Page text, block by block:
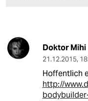
Doktor Mihi
21.12.2015,
Hoffentlich
http://